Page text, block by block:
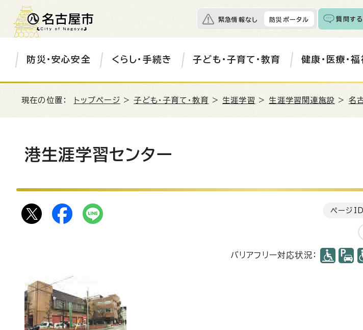
緊急情報なし 防災ポータル 質問する
防災・安心安全 くらし・手続き 子ども・子育て・教育 健康・医療・福
現在の位置： トップページ >子ども・子育て・教育 > 生涯学習 > 生涯学習関連施設 > 名
港生涯学習センター
ページID
バリアフリー対応状況：